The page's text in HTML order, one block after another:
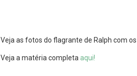
Veja as fotos do flagrante de Ralph com
Veja a matéria completa aqui!